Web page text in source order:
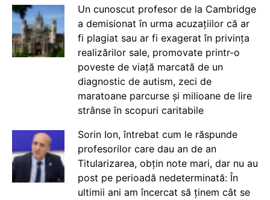
Un cunoscut profesor de la Cambridge
a demisionat în urma acuzațiilor că ar
fi plagiat sau ar fi exagerat în privința
realizărilor sale, promovate printr-o
poveste de viață marcată de un
diagnostic de autism, zeci de
maratoane parcurse și milioane de lire
strânse în scopuri caritabile
Sorin Ion, întrebat cum le răspunde
profesorilor care dau an de an
Titularizarea, obțin note mari, dar nu au
post pe perioadă nedeterminată: În
ultimii ani am încercat să ținem cât se